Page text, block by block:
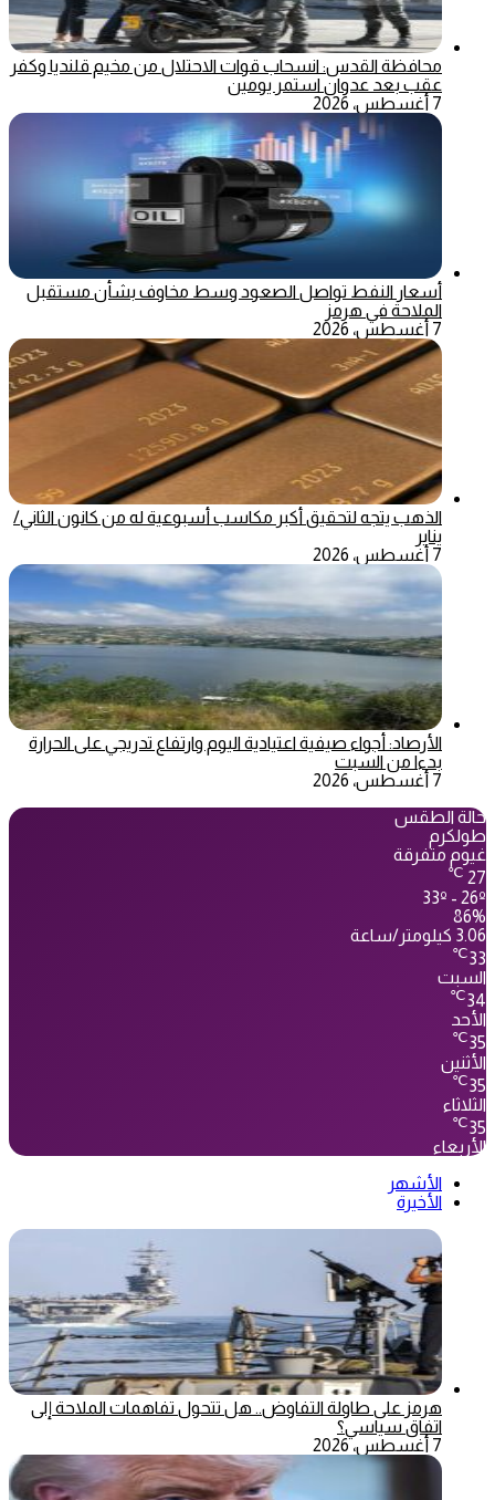
محافظة القدس: انسحاب قوات الاحتلال من مخيم قلنديا وكفر
عقب بعد عدوان استمر يومين
7 أغسطس، 2026
أسعار النفط تواصل الصعود وسط مخاوف بشأن مستقبل
الملاحة في هرمز
7 أغسطس، 2026
الذهب يتجه لتحقيق أكبر مكاسب أسبوعية له من كانون الثاني/
يناير
7 أغسطس، 2026
الأرصاد: أجواء صيفية اعتيادية اليوم وارتفاع تدريجي على الحرارة
بدءا من السبت
7 أغسطس، 2026
حالة الطقس
طولكرم
غيوم متفرقة
27
℃
33º - 26º
86%
3.06 كيلومتر/ساعة
33
℃
السبت
34
℃
الأحد
35
℃
الأثنين
35
℃
الثلاثاء
35
℃
الأربعاء
الأشهر
الأخيرة
هرمز على طاولة التفاوض.. هل تتحول تفاهمات الملاحة إلى
اتفاق سياسي؟
7 أغسطس، 2026